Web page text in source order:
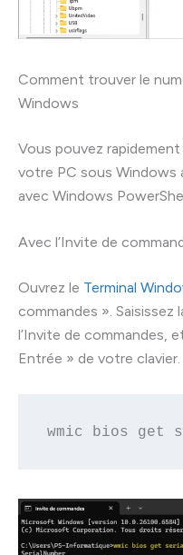
Comment trouver le
Windows
Vous pouvez
votre PC sous Windows
avec Windows
Avec l’Invite de
Ouvrez le Terminal
commandes ».
l’Invite de commandes,
Entrée » de votre clavier.
wmic bios get